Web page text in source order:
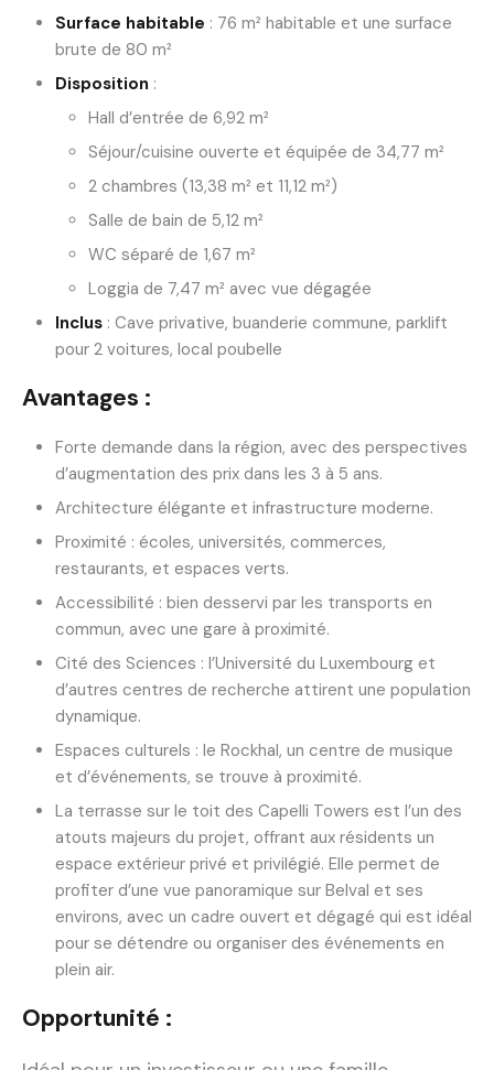
Surface habitable : 76 m² habitable et une surface
brute de 80 m²
Disposition :
Hall d’entrée de 6,92 m²
Séjour/cuisine ouverte et équipée de 34,77 m²
2 chambres (13,38 m² et 11,12 m²)
Salle de bain de 5,12 m²
WC séparé de 1,67 m²
Loggia de 7,47 m² avec vue dégagée
Inclus : Cave privative, buanderie commune, parklift
pour 2 voitures, local poubelle
Avantages :
Forte demande dans la région, avec des perspectives
d’augmentation des prix dans les 3 à 5 ans.
Architecture élégante et infrastructure moderne.
Proximité : écoles, universités, commerces,
restaurants, et espaces verts.
Accessibilité : bien desservi par les transports en
commun, avec une gare à proximité.
Cité des Sciences : l’Université du Luxembourg et
d’autres centres de recherche attirent une population
dynamique.
Espaces culturels : le Rockhal, un centre de musique
et d’événements, se trouve à proximité.
La terrasse sur le toit des Capelli Towers est l’un des
atouts majeurs du projet, offrant aux résidents un
espace extérieur privé et privilégié. Elle permet de
profiter d’une vue panoramique sur Belval et ses
environs, avec un cadre ouvert et dégagé qui est idéal
pour se détendre ou organiser des événements en
plein air.
Opportunité :